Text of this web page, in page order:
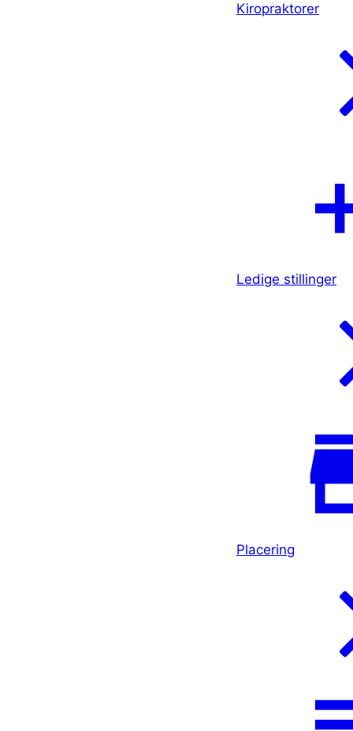
Kiropraktorer
Ledige stillinger
Placering